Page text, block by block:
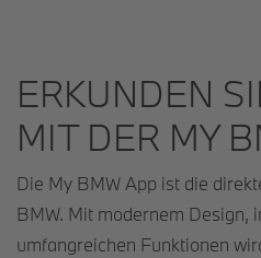
ERKUNDEN
MIT DER MY
Die My BMW App ist die
BMW. Mit modernem Design,
umfangreichen Funktionen